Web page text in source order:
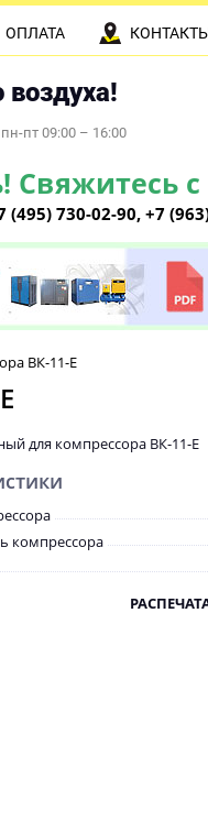
пт 09:00 – 16:00
с
(495) 730-02-90, +7
ОПЛАТА
ВК-11-E
для компрессора ВК-11-E
компрессора